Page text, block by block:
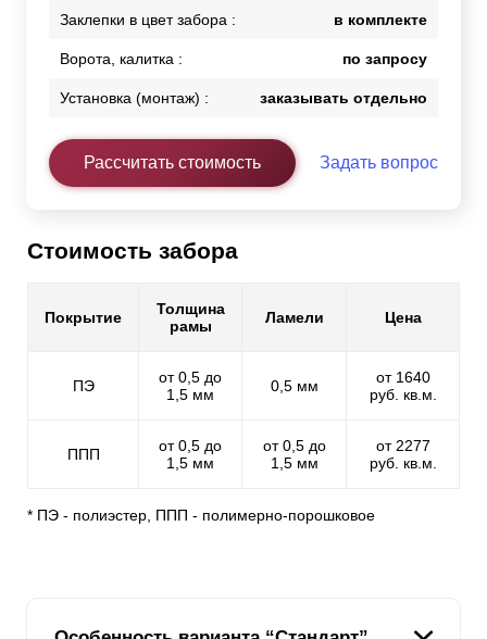
Заклепки в цвет забора : в комплекте
Ворота, калитка : по запросу
Установка (монтаж) : заказывать отдельно
Рассчитать стоимость Задать вопрос
Стоимость забора
Покрытие
Толщина
рамы
Ламели Цена
ПЭ
от 0,5 до
1,5 мм
0,5 мм
от 1640
руб. кв.м.
ППП
от 0,5 до
1,5 мм
от 0,5 до
1,5 мм
от 2277
руб. кв.м.
* ПЭ - полиэстер, ППП - полимерно-порошковое